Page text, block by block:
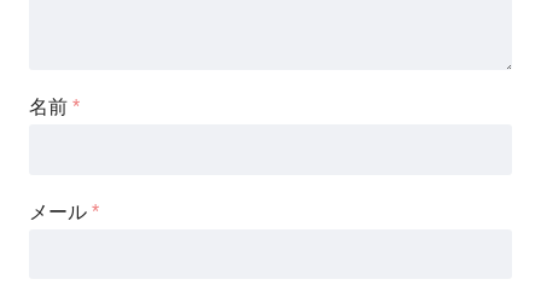
名前 *
メール *